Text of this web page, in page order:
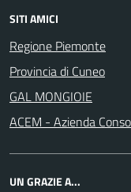
SITI AMICI
Regione Piemonte
Provincia di Cuneo
GAL MONGIOIE
ACEM - Azienda
UN GRAZIE A...